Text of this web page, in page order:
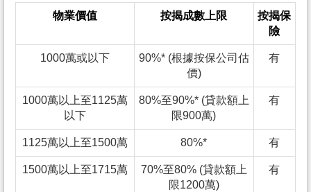
物業價值 按揭成數上限
按揭保
險
1000萬或以下
90%* (根據按保公司估
價)
有
1000萬以上至1125萬
以下
80%至90%* (貸款額上
限900萬)
有
1125萬以上至1500萬 80%* 有
1500萬以上至1715萬
70%至80% (貸款額上
限1200萬)
有